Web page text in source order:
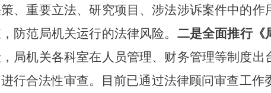
、重要立法、研究项目、涉法涉诉案件中的
防范局机关运行的法律风险。 二是全面推行《
局机关各科室在人员管理、财务管理等制度出
行合法性审查。目前已通过法律顾问审查工作